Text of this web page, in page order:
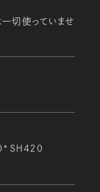
切使っていませ